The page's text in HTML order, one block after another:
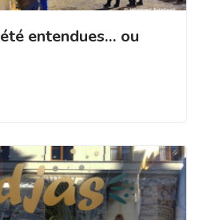
entendues… ou